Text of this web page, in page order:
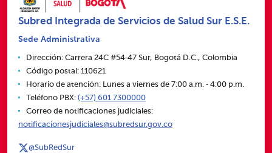
Subred Integrada de Servicios de Salud Sur E.S.E.
Sede Administrativa
Dirección: Carrera 24C #54‑47 Sur, Bogotá D.C., Colombia
Código postal: 110621
Horario de atención: Lunes a viernes de 7:00 a.m. ‑ 4:00 p.m.
Teléfono PBX: (+57) 601 7300000
Correo de notificaciones judiciales:
notificacionesjudiciales@subredsur.gov.co
@SubRedSur